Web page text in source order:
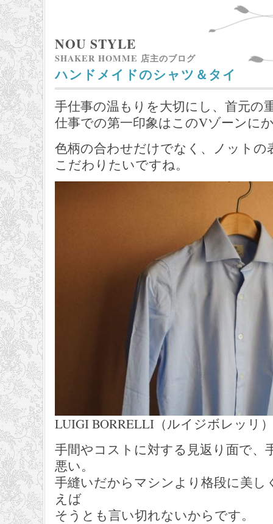
NOU STYLE
SHAKER HOMME 店主のブログ
ハンドメイドのシャツ＆タイ
手仕事の温もりを大切にし、首元の
仕事での第一印象はこのVゾーンに
色柄の合わせだけでなく、ノットの
こだわりたいですね。
LUIGI BORRELLI（ルイジボレッリ）
手間やコストに対する見返り面で、
悪い。
手縫いだからマシンより格段に美し
えば
そうとも言い切れないからです。